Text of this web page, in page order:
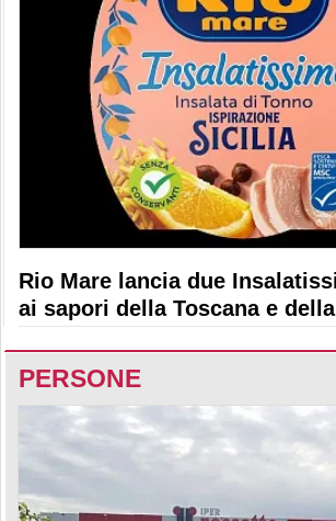
Rio Mare lancia due
ai sapori della Toscana e
PERSONE